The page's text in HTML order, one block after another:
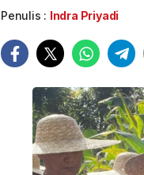
Penulis : Indra Priyadi